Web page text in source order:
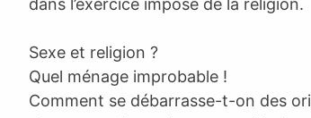
Sexe et religion ?
Quel ménage improbable !
Comment se débarrasse-t-on des